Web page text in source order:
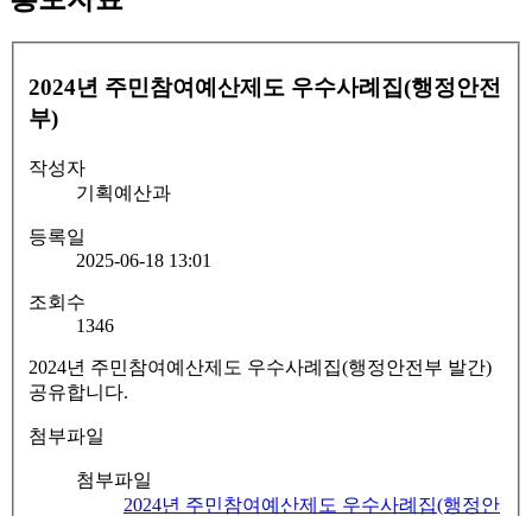
2024년 주민참여예산제도 우수사례집(행정안전
부)
작성자
기획예산과
등록일
2025-06-18 13:01
조회수
1346
2024년 주민참여예산제도 우수사례집(행정안전부 발간)
공유합니다.
첨부파일
첨부파일
2024년 주민참여예산제도 우수사례집(행정안